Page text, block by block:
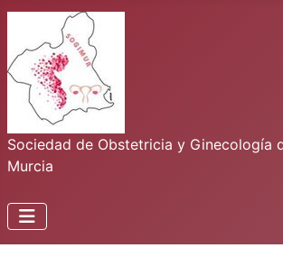
Sociedad de Obstetricia y Ginecología
Murcia